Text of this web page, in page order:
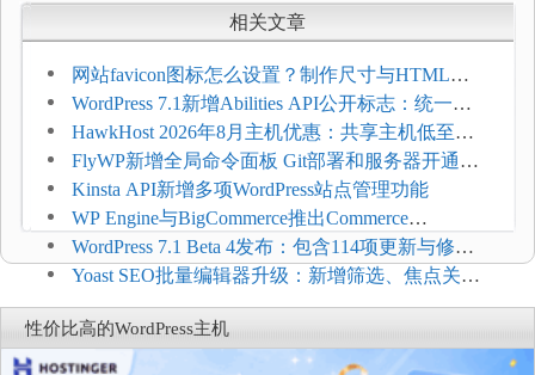
相关文章
网站favicon图标怎么设置？制作尺寸与HTML添
加方法
WordPress 7.1新增Abilities API公开标志：统一支
持REST API、MCP与AI代理
HawkHost 2026年8月主机优惠：共享主机低至
$2.61/月，高性能主机同步折扣
FlyWP新增全局命令面板 Git部署和服务器开通更
方便
Kinsta API新增多项WordPress站点管理功能
WP Engine与BigCommerce推出Commerce
Connect：WordPress商店可保留前台体验并扩展电
商能力
WordPress 7.1 Beta 4发布：包含114项更新与修
复，仅建议在测试环境体验
Yoast SEO批量编辑器升级：新增筛选、焦点关键
词与AI元数据草稿
性价比高的WordPress主机